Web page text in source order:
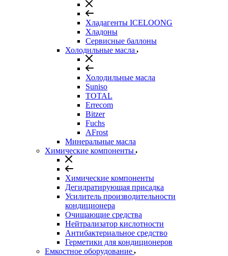
Хладагенты ICELOONG
Хладоны
Сервисные баллоны
Холодильные масла
Холодильные масла
Suniso
TOTAL
Errecom
Bitzer
Fuchs
AFrost
Минеральные масла
Химические компоненты
Химические компоненты
Дегидратирующая присадка
Усилитель производительности
кондиционера
Очищающие средства
Нейтрализатор кислотности
Антибактериальное средство
Герметики для кондиционеров
Емкостное оборудование